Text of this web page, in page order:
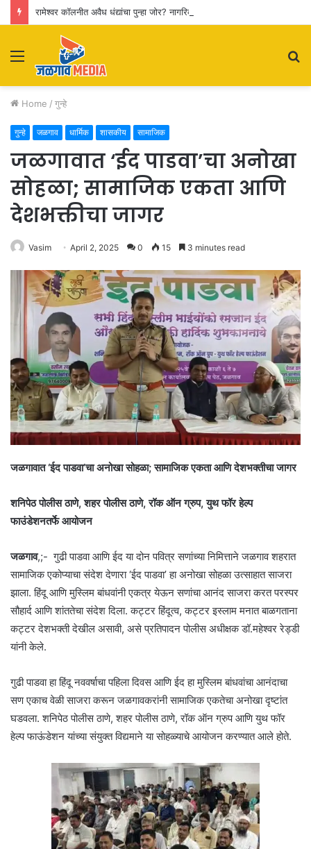
Menu
Home / गुन्हे
गुन्हे जळगाव धार्मिक शासकीय सामाजिक
जळगावात ‘ईद पाडवा’चा अनोखा
सोहळा; सामाजिक एकता आणि
देशभक्तीचा जागर
Vasim April 2, 2025 0 15 3 minutes read
जळगावात ‘ईद पाडवा’चा अनोखा सोहळा; सामाजिक एकता आणि देशभक्तीचा जागर
शनिपेठ पोलीस ठाणे, शहर पोलीस ठाणे, रॉक ऑन ग्रुप, युथ फॉर हेल्प
फाउंडेशनतर्फे आयोजन
जळगाव,;- गुढी पाडवा आणि ईद या दोन पवित्र सणांच्या निमित्ताने जळगाव शहरात
सामाजिक एकोप्याचा संदेश देणारा ‘ईद पाडवा’ हा अनोखा सोहळा उत्साहात साजरा
झाला. हिंदू आणि मुस्लिम बांधवांनी एकत्र येऊन सणांचा आनंद साजरा करत परस्पर
सौहार्द आणि शांततेचा संदेश दिला. कट्टर हिंदूत्व, कट्टर इस्लाम मनात बाळगताना
कट्टर देशभक्ती देखील असावी, असे प्रतिपादन पोलीस अधीक्षक डॉ.महेश्वर रेड्डी
यांनी केले.
गुढी पाडवा हा हिंदू नववर्षाचा पहिला दिवस आणि ईद हा मुस्लिम बांधवांचा आनंदाचा
सण एकाच वेळी साजरा करून जळगावकरांनी सामाजिक एकतेचा अनोखा दृष्टांत
घडवला. शनिपेठ पोलीस ठाणे, शहर पोलीस ठाणे, रॉक ऑन ग्रुप आणि युथ फॉर
हेल्प फाऊंडेशन यांच्या संयुक्त विद्यमाने या सोहळ्याचे आयोजन करण्यात आले होते.